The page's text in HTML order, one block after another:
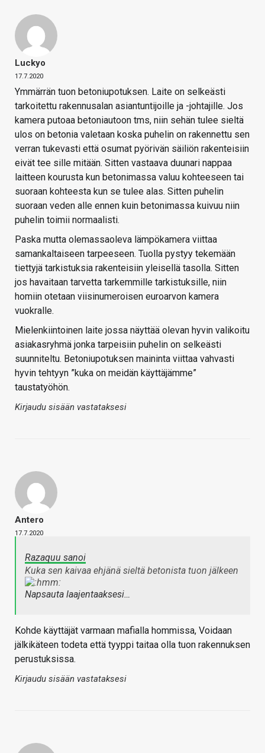
Luckyo
17.7.2020
Ymmärrän tuon betoniupotuksen. Laite on selkeästi
tarkoitettu rakennusalan asiantuntijoille ja -johtajille. Jos
kamera putoaa betoniautoon tms, niin sehän tulee sieltä
ulos on betonia valetaan koska puhelin on rakennettu sen
verran tukevasti että osumat pyörivän säiliön rakenteisiin
eivät tee sille mitään. Sitten vastaava duunari nappaa
laitteen kourusta kun betonimassa valuu kohteeseen tai
suoraan kohteesta kun se tulee alas. Sitten puhelin
suoraan veden alle ennen kuin betonimassa kuivuu niin
puhelin toimii normaalisti.
Paska mutta olemassaoleva lämpökamera viittaa
samankaltaiseen tarpeeseen. Tuolla pystyy tekemään
tiettyjä tarkistuksia rakenteisiin yleisellä tasolla. Sitten
jos havaitaan tarvetta tarkemmille tarkistuksille, niin
homiin otetaan viisinumeroisen euroarvon kamera
vuokralle.
Mielenkiintoinen laite jossa näyttää olevan hyvin valikoitu
asiakasryhmä jonka tarpeisiin puhelin on selkeästi
suunniteltu. Betoniupotuksen maininta viittaa vahvasti
hyvin tehtyyn ”kuka on meidän käyttäjämme”
taustatyöhön.
Kirjaudu sisään vastataksesi
Antero
17.7.2020
Razaquu sanoi
Kuka sen kaivaa ehjänä sieltä betonista tuon jälkeen
Napsauta laajentaaksesi…
Kohde käyttäjät varmaan mafialla hommissa, Voidaan
jälkikäteen todeta että tyyppi taitaa olla tuon rakennuksen
perustuksissa.
Kirjaudu sisään vastataksesi